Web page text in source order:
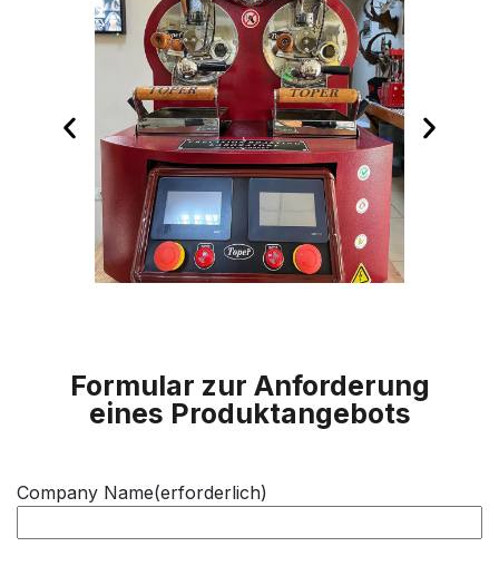
Formular zur Anforderung
eines Produktangebots
Company Name(erforderlich)